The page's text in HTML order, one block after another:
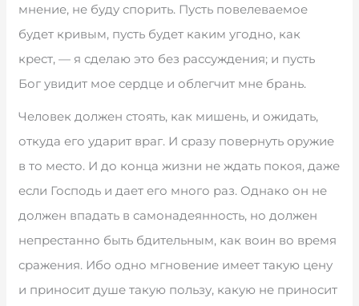
мнение, не буду спорить. Пусть повелеваемое
будет кривым, пусть будет каким угодно, как
крест, — я сделаю это без рассуждения; и пусть
Бог увидит мое сердце и облегчит мне брань.
Человек должен стоять, как мишень, и ожидать,
откуда его ударит враг. И сразу повернуть оружие
в то место. И до конца жизни не ждать покоя, даже
если Господь и дает его много раз. Однако он не
должен впадать в самонадеянность, но должен
непрестанно быть бдительным, как воин во время
сражения. Ибо одно мгновение имеет такую цену
и приносит душе такую пользу, какую не приносит